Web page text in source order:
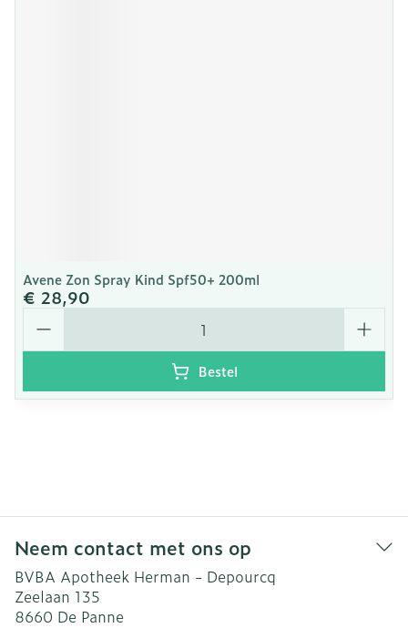
Avene Zon Spray Kind Spf50+ 200ml
€ 28,90
Aantal
Bestel
Neem contact met ons op
BVBA Apotheek Herman - Depourcq
Zeelaan 135
8660 De Panne